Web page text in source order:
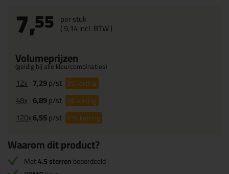
7,55 per stuk
(9,14incl. BTW )
Volumeprijzen
(geldig bij alle kleurcombinaties)
12x 7,29p/st 3%korting
48x 6,89p/st 9%korting
120x6,55p/st 13%korting
Waarom dit product?
Met4.5 sterrenbeoordeeld